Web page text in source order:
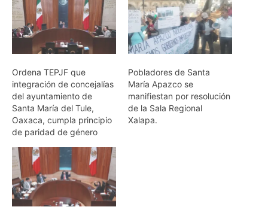
Ordena TEPJF que
integración de concejalías
del ayuntamiento de
Santa María del Tule,
Oaxaca, cumpla principio
de paridad de género
Pobladores de Santa
María Apazco se
manifiestan por resolución
de la Sala Regional
Xalapa.